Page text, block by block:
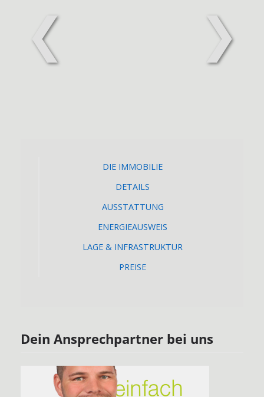
❮ ❯
DIE IMMOBILIE
DETAILS
AUSSTATTUNG
ENERGIEAUSWEIS
LAGE & INFRASTRUKTUR
PREISE
Dein Ansprechpartner bei uns